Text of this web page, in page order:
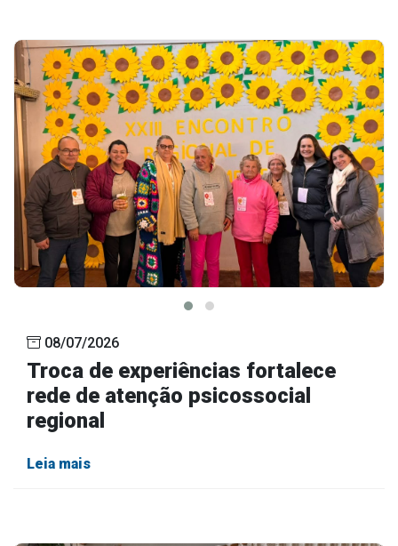
08/07/2026
Troca de experiências fortalece
rede de atenção psicossocial
regional
Leia mais